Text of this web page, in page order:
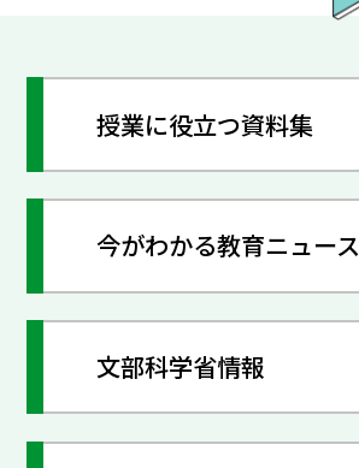
授業に役立つ資料集
今がわかる教育ニュース
文部科学省情報